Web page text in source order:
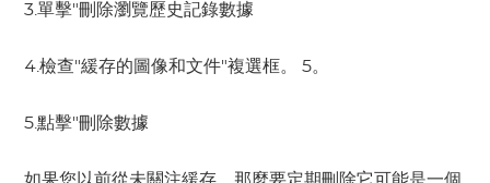
3.單擊"刪除瀏覽歷史記錄數據
4.檢查"緩存的圖像和文件"複選框。 5。
5.點擊"刪除數據